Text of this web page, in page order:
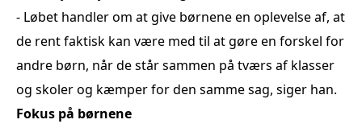
- Løbet handler om at give børnene en oplevelse af, at
de rent faktisk kan være med til at gøre en forskel for
andre børn, når de står sammen på tværs af klasser
og skoler og kæmper for den samme sag, siger han.
Fokus på børnene